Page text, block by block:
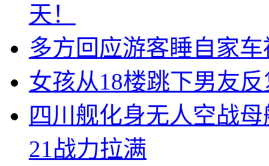
天！
多方回应游客睡自家
女孩从18楼跳下男友
四川舰化身无人空战
21战力拉满